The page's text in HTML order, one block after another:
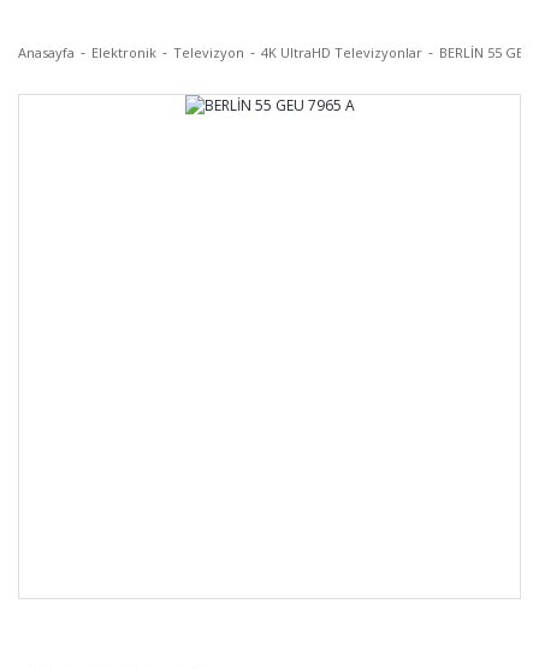
Anasayfa Elektronik Televizyon 4K UltraHD Televizyonlar BERLİN 55 GEU